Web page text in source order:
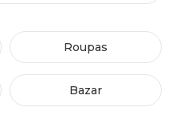
Roupas
Bazar